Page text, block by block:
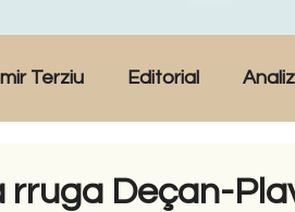
Terziu Editorial
rruga Deçan-